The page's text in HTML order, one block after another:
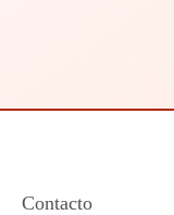
Contacto